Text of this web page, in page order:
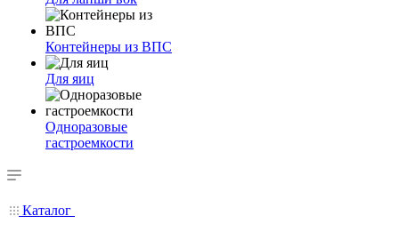
Контейнеры из ВПС
Для яиц
Одноразовые
гастроемкости
Каталог